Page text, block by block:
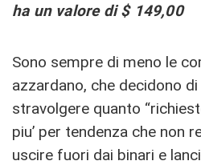
ha un valore di $ 149,00
Sono sempre di meno le
azzardano, che decidono
stravolgere quanto
piu’ per tendenza che non
uscire fuori dai binari e